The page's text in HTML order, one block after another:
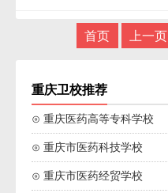
首页 上一页
重庆卫校推荐
⊙ 重庆医药高等专科学校
⊙ 重庆市医药科技学校
⊙ 重庆市医药经贸学校